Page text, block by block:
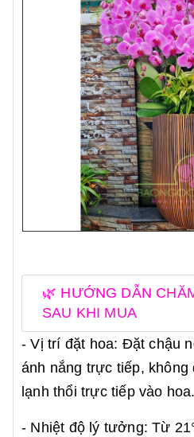
🌿 HƯỚNG DẪN
SAU KHI MUA
- Vị trí đặt hoa: Đặt chậu
ánh nắng trực tiếp, không
lạnh thổi trực tiếp vào hoa.
- Nhiệt độ lý tưởng: Từ